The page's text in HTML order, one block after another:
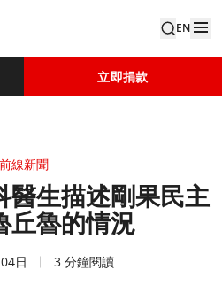
EN
立即捐款
前線新聞
醫生描述剛果民主
丘魯的情況
日 3 分鐘閱讀